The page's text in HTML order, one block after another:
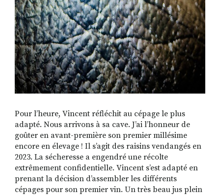
Pour l’heure, Vincent réfléchit au cépage le plus
adapté. Nous arrivons à sa cave. J’ai l’honneur de
goûter en avant-première son premier millésime
encore en élevage ! Il s’agit des raisins vendangés en
2023. La sécheresse a engendré une récolte
extrêmement confidentielle. Vincent s’est adapté en
prenant la décision d’assembler les différents
cépages pour son premier vin. Un très beau jus plein